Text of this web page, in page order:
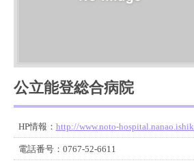
公立能登総合病院
HP情報： http://www.noto-
電話番号： 0767-52-6611